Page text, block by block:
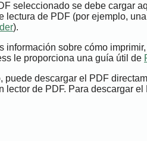
seleccionado se debe cargar
lectura de PDF (por ejemplo,
).
información sobre cómo
le proporciona una guía útil de
puede descargar el PDF
lector de PDF. Para descargar